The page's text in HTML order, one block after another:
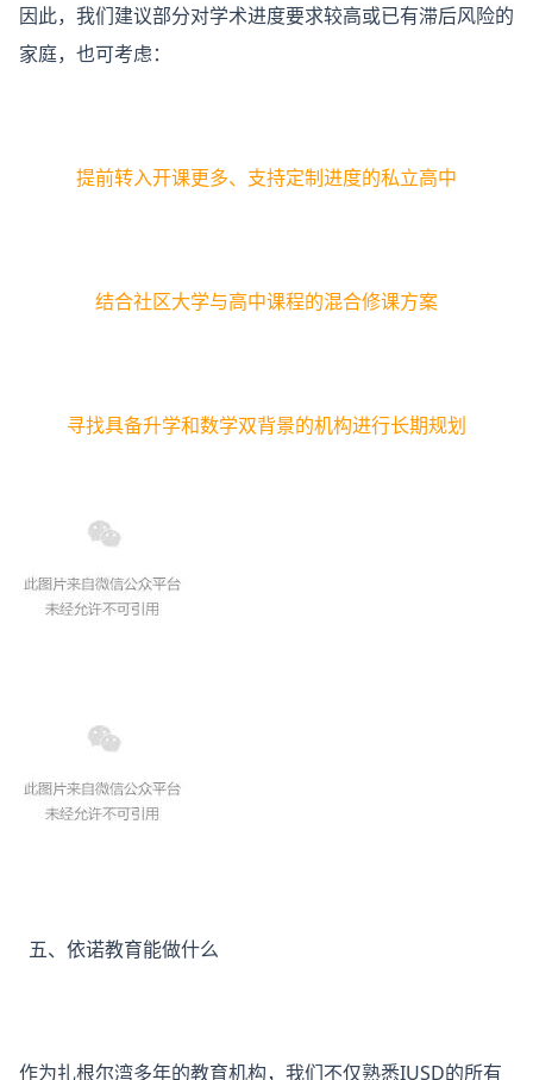
因此，我们建议部分对学术进度要求较高或已有滞后风险的
家庭，也可考虑：
提前转入开课更多、支持定制进度的私立高中
结合社区大学与高中课程的混合修课方案
寻找具备升学和数学双背景的机构进行长期规划
五、依诺教育能做什么
作为扎根尔湾多年的教育机构，我们不仅熟悉IUSD的所有